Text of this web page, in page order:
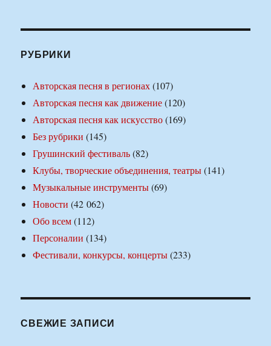
РУБРИКИ
Авторская песня в регионах(107)
Авторская песня как движение(120)
Авторская песня как искусство(169)
Без рубрики (145)
Грушинский фестиваль(82)
Клубы, творческие объединения, театры(141)
Музыкальные инструменты(69)
Новости (42 062)
Обо всем(112)
Персоналии (134)
Фестивали, конкурсы, концерты(233)
СВЕЖИЕ ЗАПИСИ